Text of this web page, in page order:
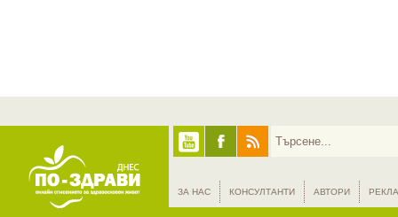
ЗА НАС КОНСУЛТАНТИ АВТОРИ